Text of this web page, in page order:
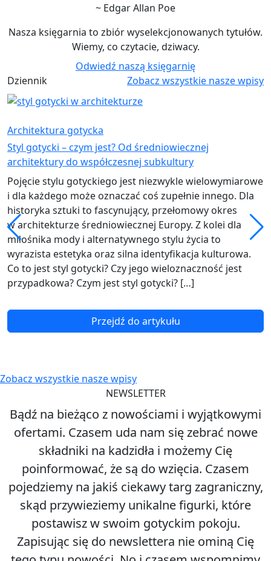
~ Edgar Allan Poe
Nasza księgarnia to zbiór wyselekcjonowanych tytułów.
Wiemy, co czytacie, dziwacy.
Odwiedź naszą księgarnię
Dziennik
Zobacz wszystkie nasze wpisy
Architektura gotycka
Styl gotycki – czym jest? Od średniowiecznej
architektury do współczesnej subkultury
Pojęcie stylu gotyckiego jest niezwykle wielowymiarowe
i dla każdego może oznaczać coś zupełnie innego. Dla
historyka sztuki to fascynujący, przełomowy okres
w architekturze średniowiecznej Europy. Z kolei dla
miłośnika mody i alternatywnego stylu życia to
wyrazista estetyka oraz silna identyfikacja kulturowa.
Co to jest styl gotycki? Czy jego wieloznaczność jest
przypadkowa? Czym jest styl gotycki? […]
Przejdź do artykułu
Zobacz wszystkie nasze wpisy
NEWSLETTER
Bądź na bieżąco z nowościami i wyjątkowymi
ofertami. Czasem uda nam się zebrać nowe
składniki na kadzidła i możemy Cię
poinformować, że są do wzięcia. Czasem
pojedziemy na jakiś ciekawy targ zagraniczny,
skąd przywieziemy unikalne figurki, które
postawisz w swoim gotyckim pokoju.
Zapisując się do newslettera nie ominą Cię